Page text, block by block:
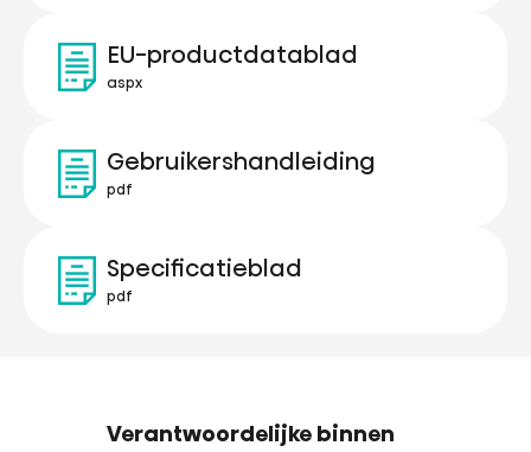
EU-productdatablad
aspx
Gebruikershandleiding
pdf
Specificatieblad
pdf
Verantwoordelijke binnen